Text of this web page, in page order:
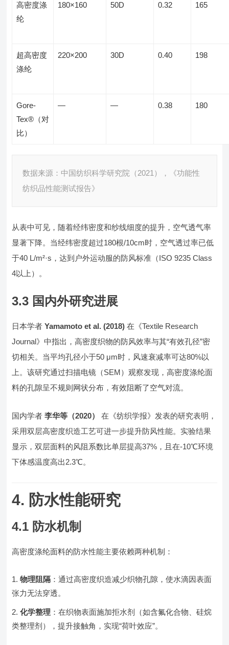
高密度涤
纶
180×160 50D 0.32 165
超高密度
涤纶
220×200 30D 0.40 198
Gore-
Tex®（对
比）
— — 0.38 180
数据来源：中国纺织科学研究院（2021），《功能性
纺织品性能测试报告》
从表中可见，随着经纬密度和纱线细度的提升，空气透气率
显著下降。当经纬密度超过180根/10cm时，空气透过率已低
于40 L/m²·s，达到户外运动服的防风标准（ISO 9235 Class
4以上）。
3.3 国内外研究进展
日本学者Yamamoto et al. (2018) 在《Textile Research
Journal》中指出，高密度织物的防风效率与其“有效孔径”密
切相关。当平均孔径小于50 μm时，风速衰减率可达80%以
上。该研究通过扫描电镜（SEM）观察发现，高密度涤纶面
料的孔隙呈不规则网状分布，有效阻断了空气对流。
国内学者李华等（2020）
在《纺织学报》发表的研究表明，
采用双层高密度织造工艺可进一步提升防风性能。实验结果
显示，双层面料的风阻系数比单层提高37%，且在-10℃环境
下体感温度高出2.3℃。
4. 防水性能研究
4.1 防水机制
高密度涤纶面料的防水性能主要依赖两种机制：
物理阻隔 ：通过高密度织造减少织物孔隙，使水滴因表面
张力无法穿透。
化学整理 ：在织物表面施加拒水剂（如含氟化合物、硅烷
类整理剂），提升接触角，实现“荷叶效应”。